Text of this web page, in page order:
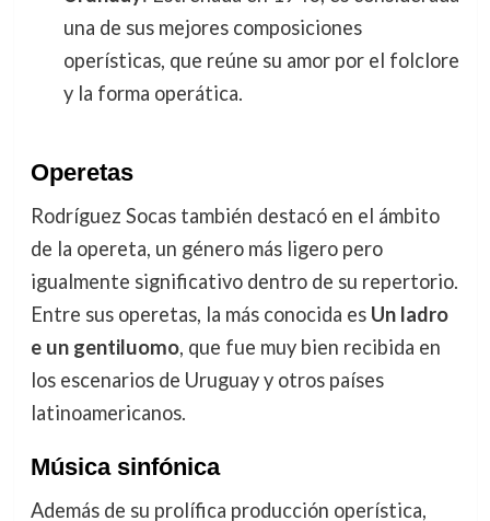
una de sus mejores composiciones
operísticas, que reúne su amor por el folclore
y la forma operática.
Operetas
Rodríguez Socas también destacó en el ámbito
de la opereta, un género más ligero pero
igualmente significativo dentro de su repertorio.
Entre sus operetas, la más conocida es Un ladro
e un gentiluomo, que fue muy bien recibida en
los escenarios de Uruguay y otros países
latinoamericanos.
Música sinfónica
Además de su prolífica producción operística,